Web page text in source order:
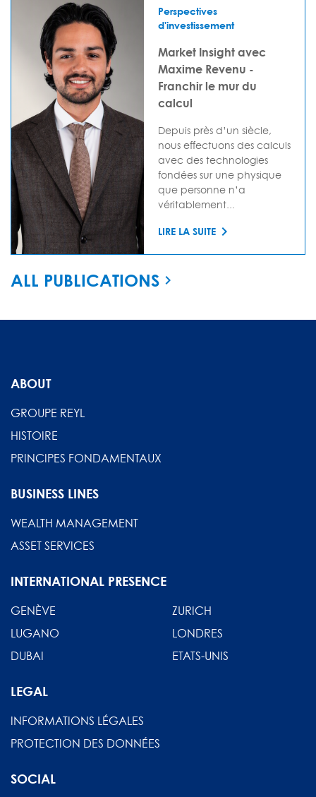
Perspectives
d'investissement
Market Insight avec
Maxime Revenu -
Franchir le mur du
calcul
Depuis près d’un siècle,
nous effectuons des calculs
avec des technologies
fondées sur une physique
que personne n’a
véritablement...
LIRE LA SUITE
ALL PUBLICATIONS
ABOUT
GROUPE REYL
HISTOIRE
PRINCIPES FONDAMENTAUX
BUSINESS LINES
WEALTH MANAGEMENT
ASSET SERVICES
INTERNATIONAL PRESENCE
GENÈVE
ZURICH
LUGANO
LONDRES
DUBAI
ETATS-UNIS
LEGAL
INFORMATIONS LÉGALES
PROTECTION DES DONNÉES
SOCIAL